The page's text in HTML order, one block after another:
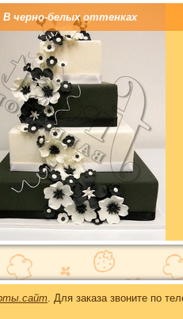
В черно-белых оттенках
. Для заказа звоните по